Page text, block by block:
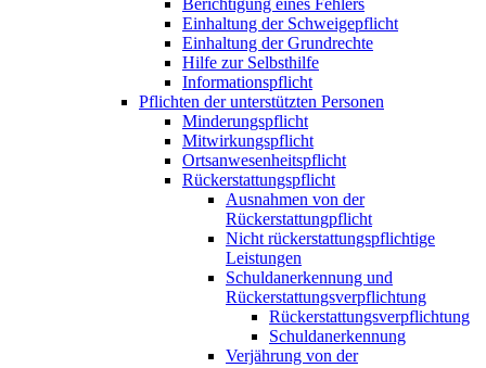
Einhaltung der Schweigepflicht
Einhaltung der Grundrechte
Hilfe zur Selbsthilfe
Informationspflicht
Pflichten der unterstützten Personen
Minderungspflicht
Mitwirkungspflicht
Ortsanwesenheitspflicht
Rückerstattungspflicht
Ausnahmen von der
Rückerstattungpflicht
Nicht rückerstattungspflichtige
Leistungen
Schuldanerkennung und
Rückerstattungsverpflichtung
Rückerstattungsverpflichtung
Schuldanerkennung
Verjährung von der